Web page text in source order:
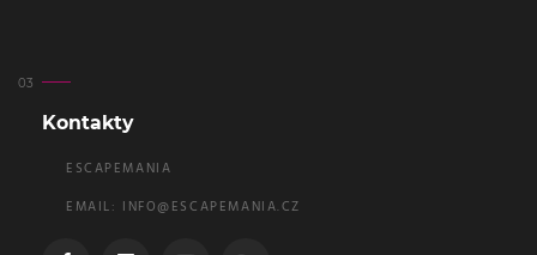
Kontakty
ESCAPEMANIA
EMAIL: INFO@ESCAPEMANIA.CZ